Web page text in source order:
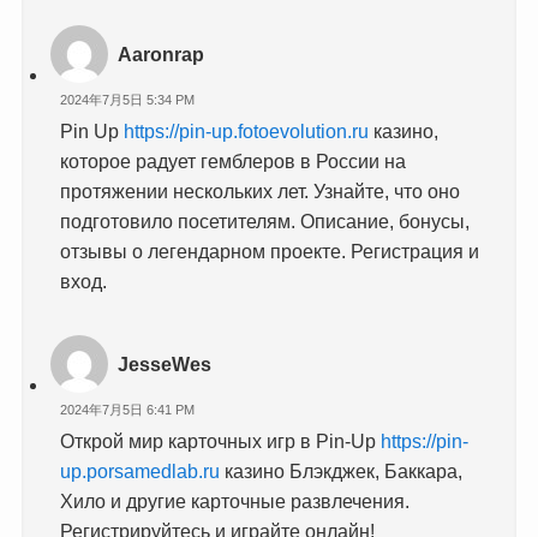
Aaronrap
2024年7月5日 5:34 PM
Pin Up https://pin-up.fotoevolution.ru казино,
которое радует гемблеров в России на
протяжении нескольких лет. Узнайте, что оно
подготовило посетителям. Описание, бонусы,
отзывы о легендарном проекте. Регистрация и
вход.
JesseWes
2024年7月5日 6:41 PM
Открой мир карточных игр в Pin-Up https://pin-
up.porsamedlab.ru казино Блэкджек, Баккара,
Хило и другие карточные развлечения.
Регистрируйтесь и играйте онлайн!